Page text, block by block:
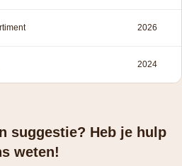
2026
2024
suggestie? Heb je hulp
weten!